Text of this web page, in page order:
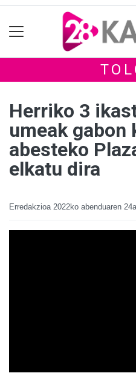
Herriko 3
umeak gabon
abesteko
elkatu dira
Erredakzioa 2022ko abenduaren 24a